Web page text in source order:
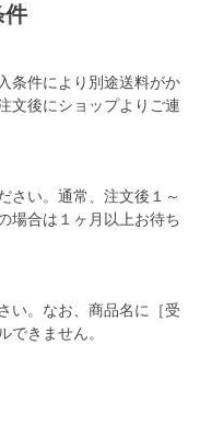
件
条件により別途送料がか
文後にショップよりご連
さい。通常、注文後１～
場合は１ヶ月以上お待ち
い。なお、商品名に［受
できません。